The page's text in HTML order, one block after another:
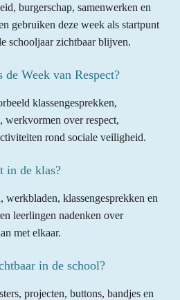
burgerschap, samenwerken en
gebruiken deze week als startpunt
schooljaar zichtbaar blijven.
Week van Respect?
klassengesprekken,
werkvormen over respect,
rond sociale veiligheid.
in de klas?
werkbladen, klassengesprekken en
leerlingen nadenken over
met elkaar.
in de school?
projecten, buttons, bandjes en